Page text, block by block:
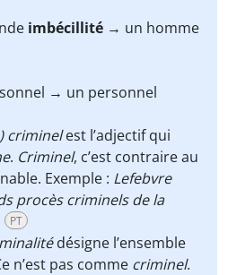
imbécillité → un homme
→ un personnel
criminelest l’adjectif qui
. Criminel, c’est contraire au
Exemple : Lefebvre
procès criminels de la
PT
désigne l’ensemble
n’est pas comme criminel.